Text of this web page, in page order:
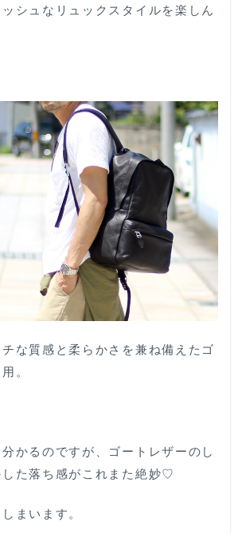
シュなリュックスタイルを楽しん
な質感と柔らかさを兼ね備えたゴ
。
かるのですが、ゴートレザーのし
た落ち感がこれまた絶妙♡
まいます。